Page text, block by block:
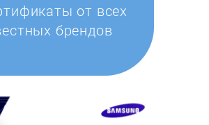
от всех
брендов